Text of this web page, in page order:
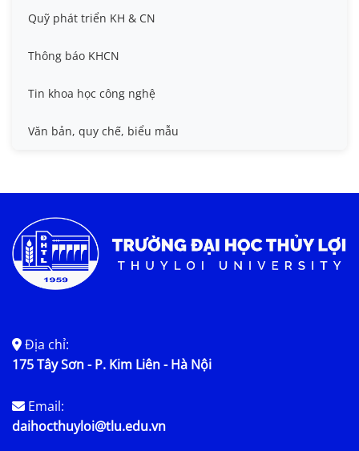
Hội nghị quốc tế và hội nghị khác
Quỹ phát triển KH & CN
Thông báo KHCN
Tin khoa học công nghệ
Văn bản, quy chế, biểu mẫu
Địa chỉ:
175 Tây Sơn - P. Kim Liên - Hà Nội
Email:
daihocthuyloi@tlu.edu.vn